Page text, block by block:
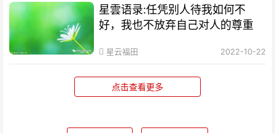
星雲语录:任凭别人待我如何不
好，我也不放弃自己对人的尊重
星云福田 2022-10-22
点击查看更多